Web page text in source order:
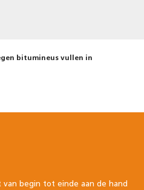
bitumineus vullen in
begin tot einde aan de hand